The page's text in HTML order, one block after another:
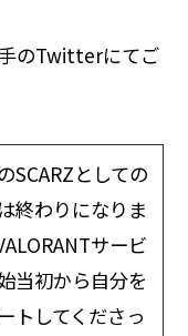
のTwitterにてご
SCARZとしての
終わりになりま
サービ
当初から自分を
トしてくださっ